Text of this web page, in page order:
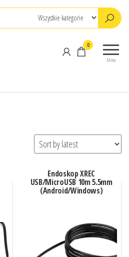
Menu
0
Endoskop XREC
USB/MicroUSB 10m 5.5mm
(Android/Windows)